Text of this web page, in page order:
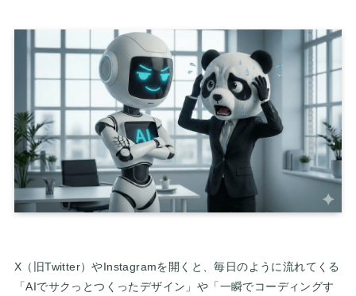
X（旧Twitter）やInstagramを開くと、毎日のように流れてくる
「AIでサクっとつくったデザイン」や「一瞬でコーディングす